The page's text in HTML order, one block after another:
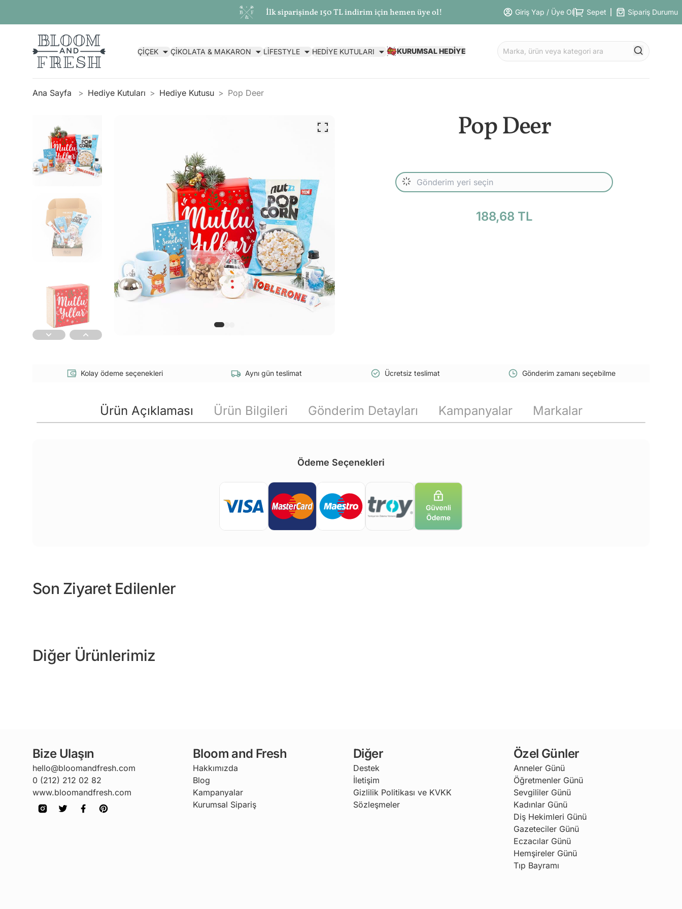
İlk siparişinde 150 TL indirim için hemen üye ol! Giriş Yap / Üye Ol Sepet Sipariş Durumu
ÇİÇEK ÇİKOLATA & MAKARON LİFESTYLE HEDİYE KUTULARI KURUMSAL HEDİYE
Ana Sayfa Hediye Kutuları Hediye Kutusu Pop Deer
Pop Deer
188,68 TL
Kolay ödeme seçenekleri Aynı gün teslimat Ücretsiz teslimat Gönderim zamanı seçebilme
Ürün Açıklaması Ürün Bilgileri Gönderim Detayları Kampanyalar Markalar
Ödeme Seçenekleri
Son Ziyaret Edilenler
Diğer Ürünlerimiz
Bize Ulaşın
hello@bloomandfresh.com
0 (212) 212 02 82
www.bloomandfresh.com
Bloom and Fresh
Hakkımızda
Blog
Kampanyalar
Kurumsal Sipariş
Diğer
Destek
İletişim
Gizlilik Politikası ve KVKK
Sözleşmeler
Özel Günler
Anneler Günü
Öğretmenler Günü
Sevgililer Günü
Kadınlar Günü
Diş Hekimleri Günü
Gazeteciler Günü
Eczacılar Günü
Hemşireler Günü
Tıp Bayramı